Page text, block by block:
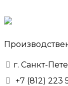
г. Санкт-
+7 (812) 223